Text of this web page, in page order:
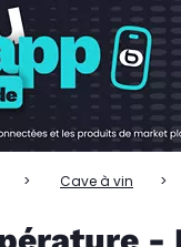
Cave à vin